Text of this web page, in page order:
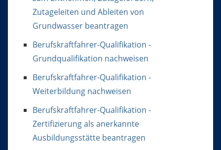
Zutageleiten und Ableiten von
Grundwasser beantragen
Berufskraftfahrer-Qualifikation -
Grundqualifikation nachweisen
Berufskraftfahrer-Qualifikation -
Weiterbildung nachweisen
Berufskraftfahrer-Qualifikation -
Zertifizierung als anerkannte
Ausbildungsstätte beantragen